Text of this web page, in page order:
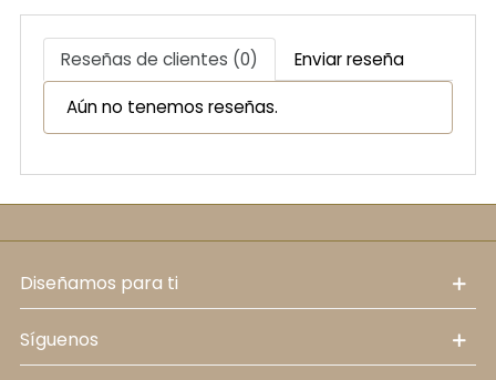
Reseñas de clientes (0) Enviar reseña
Aún no tenemos reseñas.
diseñamos para ti
síguenos